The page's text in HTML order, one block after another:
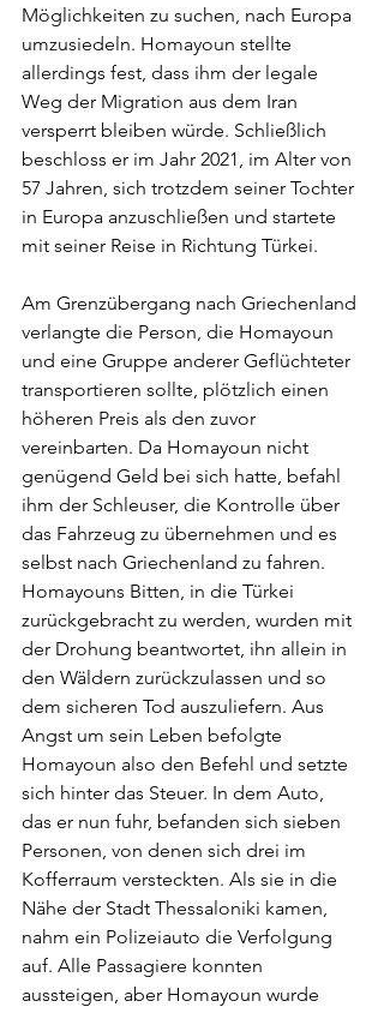
Möglichkeiten zu suchen, nach Europa
umzusiedeln. Homayoun stellte
allerdings fest, dass ihm der legale
Weg der Migration aus dem Iran
versperrt bleiben würde. Schließlich
beschloss er im Jahr 2021, im Alter von
57 Jahren, sich trotzdem seiner Tochter
in Europa anzuschließen und startete
mit seiner Reise in Richtung Türkei.
Am Grenzübergang nach Griechenland
verlangte die Person, die Homayoun
und eine Gruppe anderer Geflüchteter
transportieren sollte, plötzlich einen
höheren Preis als den zuvor
vereinbarten. Da Homayoun nicht
genügend Geld bei sich hatte, befahl
ihm der Schleuser, die Kontrolle über
das Fahrzeug zu übernehmen und es
selbst nach Griechenland zu fahren.
Homayouns Bitten, in die Türkei
zurückgebracht zu werden, wurden mit
der Drohung beantwortet, ihn allein in
den Wäldern zurückzulassen und so
dem sicheren Tod auszuliefern. Aus
Angst um sein Leben befolgte
Homayoun also den Befehl und setzte
sich hinter das Steuer. In dem Auto,
das er nun fuhr, befanden sich sieben
Personen, von denen sich drei im
Kofferraum versteckten. Als sie in die
Nähe der Stadt Thessaloniki kamen,
nahm ein Polizeiauto die Verfolgung
auf. Alle Passagiere konnten
aussteigen, aber Homayoun wurde